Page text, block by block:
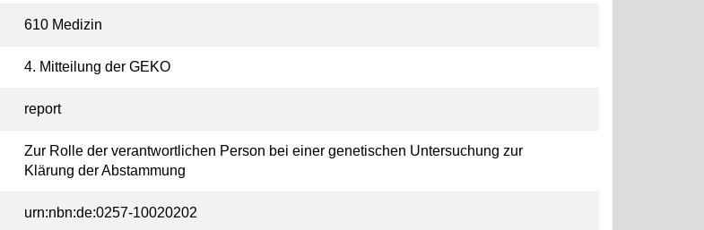
610 Medizin
4. Mitteilung der GEKO
report
Zur Rolle der verantwortlichen Person bei einer genetischen Untersuchung zur
Klärung der Abstammung
urn:nbn:de:0257-10020202